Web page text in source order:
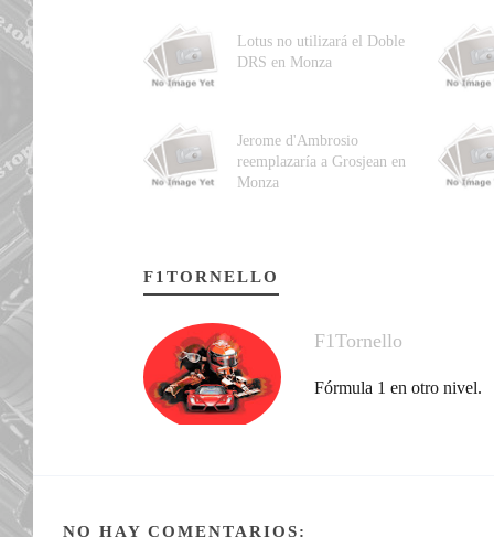
Lotus no utilizará el Doble
DRS en Monza
Jerome d'Ambrosio
reemplazaría a Grosjean en
Monza
F1TORNELLO
F1Tornello
Fórmula 1 en otro nivel.
NO HAY COMENTARIOS: